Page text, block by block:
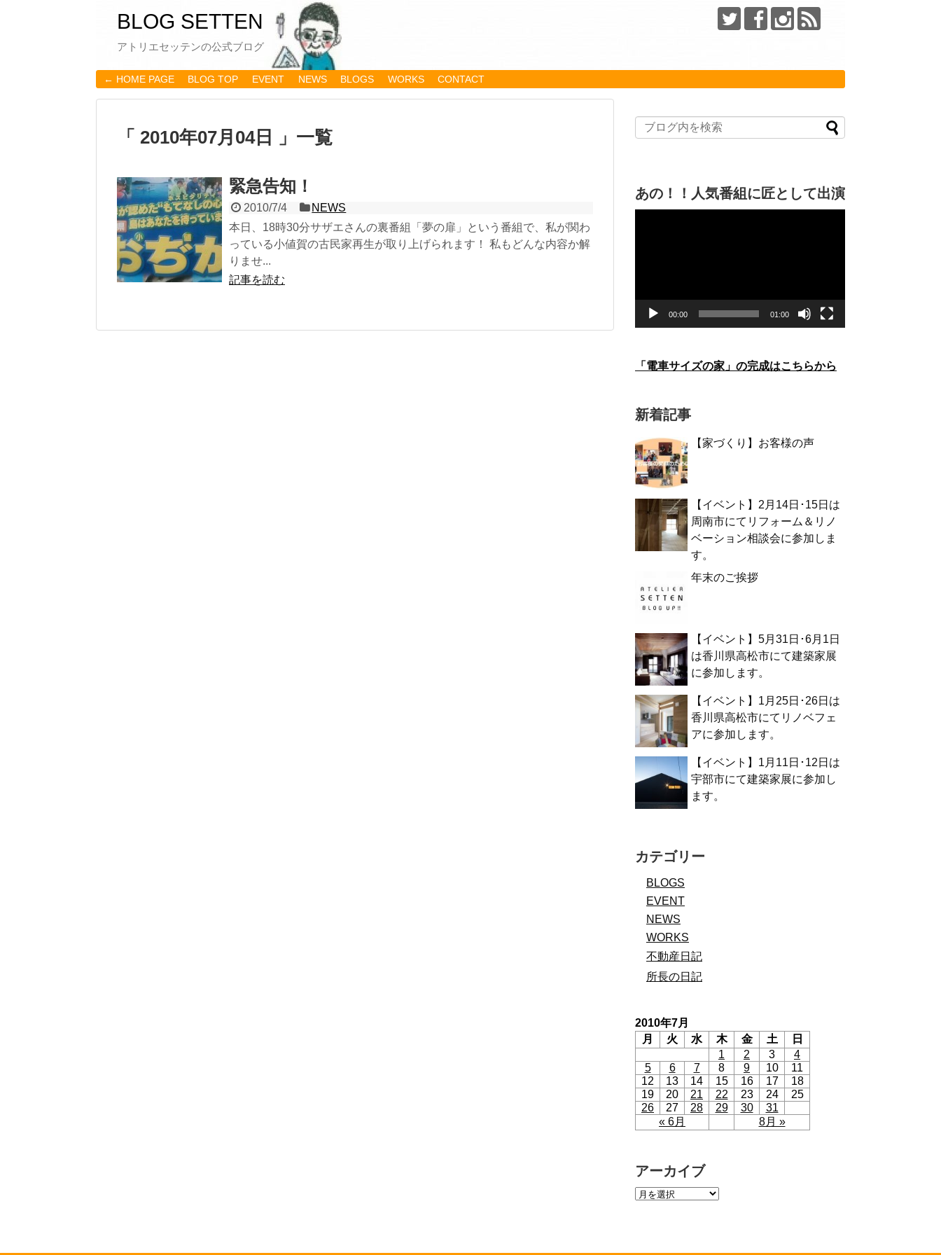
BLOG SETTEN
アトリエセッテンの公式ブログ
← HOME PAGE BLOG TOP EVENT NEWS BLOGS WORKS CONTACT
「 2010年07月04日 」一覧
緊急告知！
2010/7/4
NEWS
本日、18時30分サザエさんの裏番組「夢の扉」という番組で、私が関わ
っている小値賀の古民家再生が取り上げられます！ 私もどんな内容か解
りませ...
記事を読む
あの！！人気番組に匠として出演
ー
00:00 01:00
「電車サイズの家」の完成はこちらから
新着記事
【家づくり】お客様の声
【イベント】2月14日･15日は
周南市にてリフォーム＆リノ
ベーション相談会に参加しま
す。
年末のご挨拶
【イベント】5月31日･6月1日
は香川県高松市にて建築家展
に参加します。
【イベント】1月25日･26日は
香川県高松市にてリノベフェ
アに参加します。
【イベント】1月11日･12日は
宇部市にて建築家展に参加し
ます。
カテゴリー
BLOGS
EVENT
NEWS
WORKS
不動産日記
所長の日記
2010年7月
月
火 水 木 金 土 日
« 6月 8月 »
1 2 3
4
5
6 7 8 9 10
11
12
13 14 15 16 17
18
19
20 21 22 23 24
25
26
27 28 29 30 31
アーカイブ